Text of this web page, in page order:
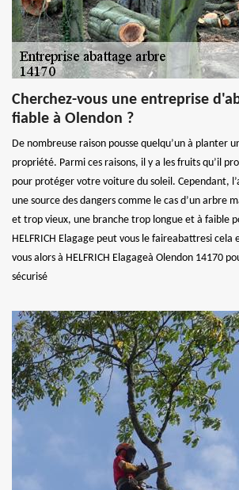
Cherchez-vous une entreprise
fiable à Olendon ?
De nombreuse raison pousse quelqu’un à planter
propriété. Parmi ces raisons, il y a les fruits qu’il
pour protéger votre voiture du soleil. Cependant,
une source des dangers comme le cas d’un arbre
et trop vieux, une branche trop longue et à faible
HELFRICH Elagage peut vous le faireabattresi cela
vous alors à HELFRICH Elagageà Olendon 14170
sécurisé